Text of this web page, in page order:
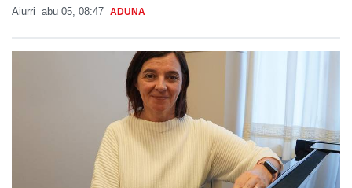
Aiurri abu 05, 08:47 ADUNA